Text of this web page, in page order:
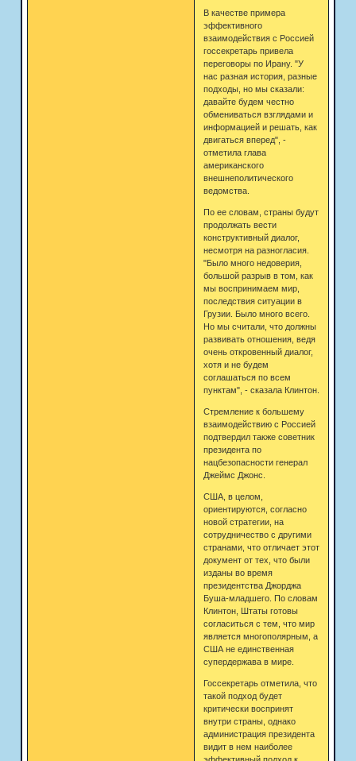
В качестве примера
эффективного
взаимодействия с Россией
госсекретарь привела
переговоры по Ирану. "У
нас разная история, разные
подходы, но мы сказали:
давайте будем честно
обмениваться взглядами и
информацией и решать, как
двигаться вперед", -
отметила глава
американского
внешнеполитического
ведомства.
По ее словам, страны будут
продолжать вести
конструктивный диалог,
несмотря на разногласия.
"Было много недоверия,
большой разрыв в том, как
мы воспринимаем мир,
последствия ситуации в
Грузии. Было много всего.
Но мы считали, что должны
развивать отношения, ведя
очень откровенный диалог,
хотя и не будем
соглашаться по всем
пунктам", - сказала Клинтон.
Стремление к большему
взаимодействию с Россией
подтвердил также советник
президента по
нацбезопасности генерал
Джеймс Джонс.
США, в целом,
ориентируются, согласно
новой стратегии, на
сотрудничество с другими
странами, что отличает этот
документ от тех, что были
изданы во время
президентства Джорджа
Буша-младшего. По словам
Клинтон, Штаты готовы
согласиться с тем, что мир
является многополярным, а
США не единственная
супердержава в мире.
Госсекретарь отметила, что
такой подход будет
критически воспринят
внутри страны, однако
администрация президента
видит в нем наиболее
эффективный подход к